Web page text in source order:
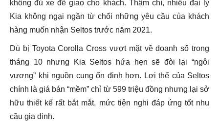
không đủ xe để giao cho khách. Thậm chí, nhiều đại lý
Kia không ngại ngần từ chối những yêu cầu của khách
hàng muốn nhận Seltos trước năm 2021.
Dù bị Toyota Corolla Cross vượt mặt về doanh số trong
tháng 10 nhưng Kia Seltos hứa hẹn sẽ đòi lại “ngôi
vương” khi nguồn cung ổn định hơn. Lợi thế của Seltos
chính là giá bán “mềm” chỉ từ 599 triệu đồng nhưng lại sở
hữu thiết kế rất bắt mắt, mức tiện nghi đáp ứng tốt nhu
cầu gia đình.